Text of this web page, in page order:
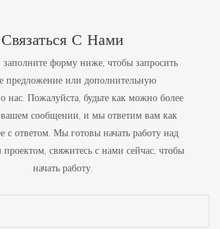
Связаться С Нами
заполните форму ниже, чтобы запросить
предложение или дополнительную
Пожалуйста, будьте как можно более
сообщении, и мы ответим вам как
с ответом. Мы готовы начать работу над
свяжитесь с нами сейчас, чтобы
начать работу.